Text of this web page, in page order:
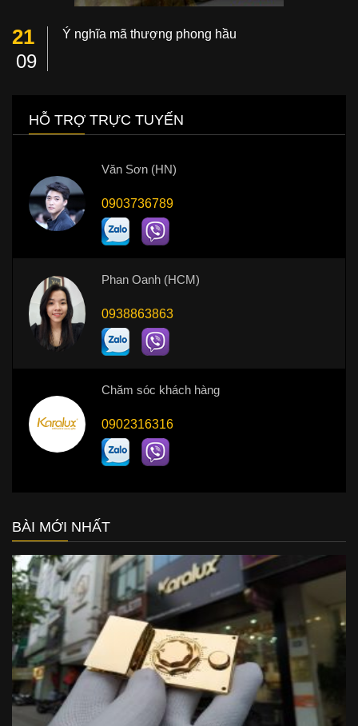
21
09
Ý nghĩa mã thượng phong hầu
HỖ TRỢ TRỰC TUYẾN
Văn Sơn (HN)
0903736789
Phan Oanh (HCM)
0938863863
Chăm sóc khách hàng
0902316316
BÀI MỚI NHẤT